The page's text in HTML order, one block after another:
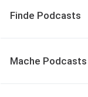
Finde Podcasts
Mache Podcasts